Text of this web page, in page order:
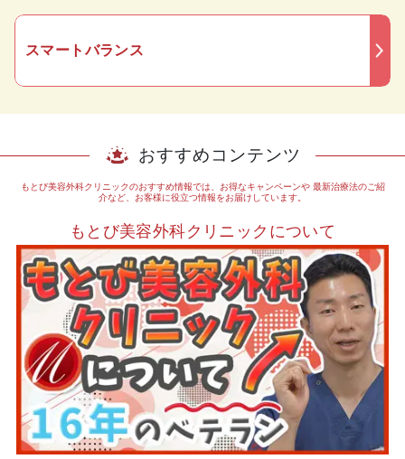
スマートバランス
おすすめコンテンツ
もとび美容外科クリニックのおすすめ情報では、お得なキャンペーンや最新治療法のご紹
介など、お客様に役立つ情報をお届けしています。
もとび美容外科クリニックについて